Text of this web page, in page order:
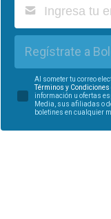
Regístrate a
Al someter tu correo
Términos y Condiciones
información u ofertas
Media, sus afiliadas o
boletines en cualquier